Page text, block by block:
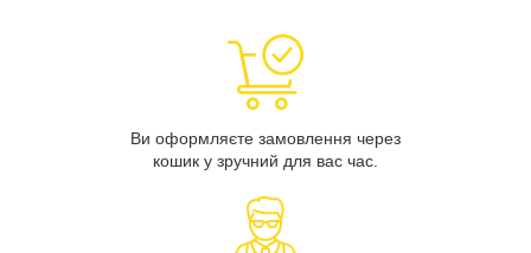
Ви оформляєте замовлення через
кошик у зручний для вас час.